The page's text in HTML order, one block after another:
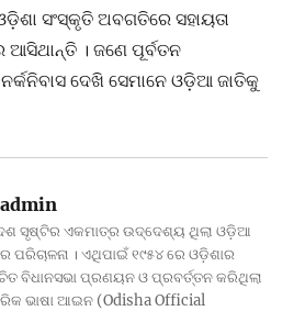
ସଂସ୍କୃତି ଅବଗତିରେ ସହାୟତା
। ଜଣେ ପୂର୍ବତନ
ଦେଖି ସେମାନେ ଓଡ଼ିଆ ଜାତିକୁ
admin
ସୃଷ୍ଟିର ଏକମାତ୍ର ଉଦ୍ଦେଶ୍ୟ ଥିଲା ଓଡ଼ିଆ
ପରିଚାଳନା । ଏଥିପାଇଁ ୧୯୫୪ ରେ ଓଡ଼ିଶାର
ବିଧାନସଭା ପ୍ରଣୟନ ଓ ପ୍ରବର୍ତ୍ତନ କରିଥିଲା
ଭାଷା ଆଇନ (Odisha Official